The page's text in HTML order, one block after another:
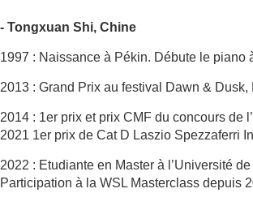
- Tongxuan Shi, Chine
1997 : Naissance à Pékin. Débute le piano
2013 : Grand Prix au festival Dawn & Dusk,
2014 : 1er prix et prix CMF du concours de
2021 1er prix de Cat D Laszio Spezzaferri
2022 : Etudiante en Master à l’Université
Participation à la WSL Masterclass depuis